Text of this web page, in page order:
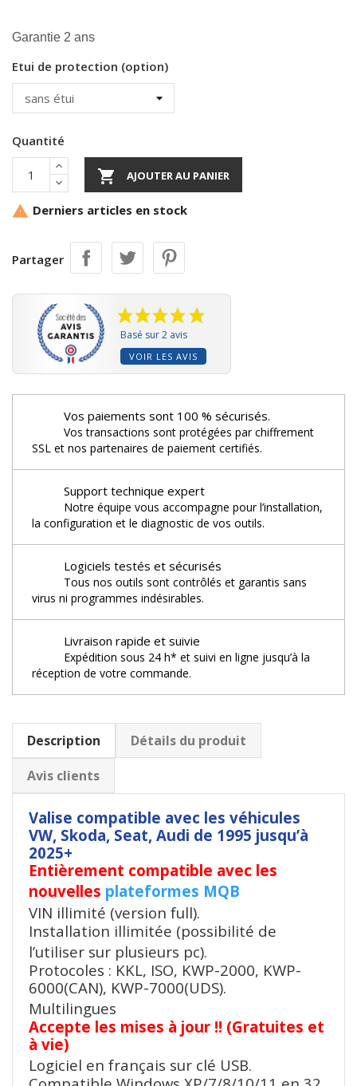
Garantie 2 ans
Etui de protection (option)
Quantité
 AJOUTER AU PANIER
 Derniers articles en stock
Partager
Basé sur 2 avis
VOIR LES AVIS
Vos paiements sont 100 % sécurisés.
Vos transactions sont protégées par chiffrement
SSL et nos partenaires de paiement certifiés.
Support technique expert
Notre équipe vous accompagne pour l’installation,
la configuration et le diagnostic de vos outils.
Logiciels testés et sécurisés
Tous nos outils sont contrôlés et garantis sans
virus ni programmes indésirables.
Livraison rapide et suivie
Expédition sous 24 h* et suivi en ligne jusqu’à la
réception de votre commande.
Description
Détails du produit
Avis clients
Valise compatible avec les véhicules
VW, Skoda, Seat, Audi de 1995 jusqu’à
2025+
Entièrement compatible avec les
nouvelles plateformes MQB
VIN illimité (version full).
Installation illimitée (possibilité de
l’utiliser sur plusieurs pc).
Protocoles : KKL, ISO, KWP-2000, KWP-
6000(CAN), KWP-7000(UDS).
Multilingues
Accepte les mises à jour !! (Gratuites et
à vie)
Logiciel en français sur clé USB.